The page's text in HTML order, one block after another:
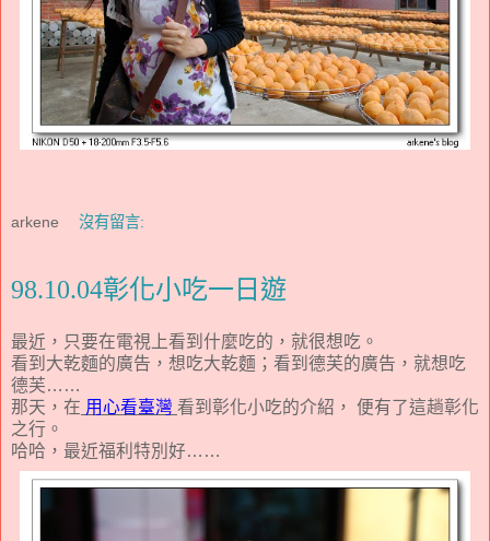
arkene 沒有留言:
98.10.04彰化小吃一日遊
最近，只要在電視上看到什麼吃的，就很想吃。
看到大乾麵的廣告，想吃大乾麵；看到德芙的廣告，就想吃
德芙……
那天，在 用心看臺灣 看到彰化小吃的介紹， 便有了這趟彰化
之行。
哈哈，最近福利特別好……